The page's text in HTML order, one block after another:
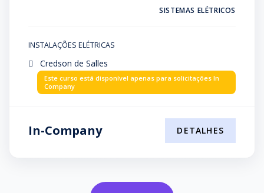
SISTEMAS ELÉTRICOS
INSTALAÇÕES ELÉTRICAS
Credson de Salles
Este curso está disponível apenas para solicitações In
Company
In-Company DETALHES